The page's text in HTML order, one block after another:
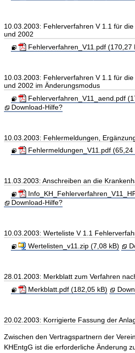
10.03.2003: Fehlerverfahren V 1.1 für
und 2002
Fehlerverfahren_V11.pdf (170,27
10.03.2003: Fehlerverfahren V 1.1 für
und 2002 im Änderungsmodus
Fehlerverfahren_V11_aend.pdf
Download-Hilfe?
10.03.2003: Fehlermeldungen,
Fehlermeldungen_V11.pdf (65,24
11.03.2003: Anschreiben an die
Download-Hilfe?
10.03.2003: Werteliste V 1.1
Wertelisten_v11.zip (7,08 kB)
28.01.2003: Merkblatt zum Verfahren
Merkblatt.pdf (182,05 kB)
20.02.2003: Korrigierte Fassung der
Zwischen den Vertragspartnern der
KHEntgG ist die erforderliche Änderung